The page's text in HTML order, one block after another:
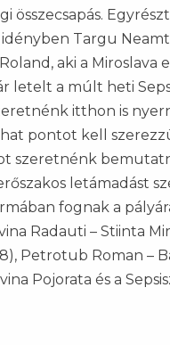
összecsapás.
idényben Targu
aki a
a múlt heti
itthon is
pontot kell
szeretnénk
letámadást
fognak a
Radauti – Stiinta
Petrotub Roman –
Pojorata és a